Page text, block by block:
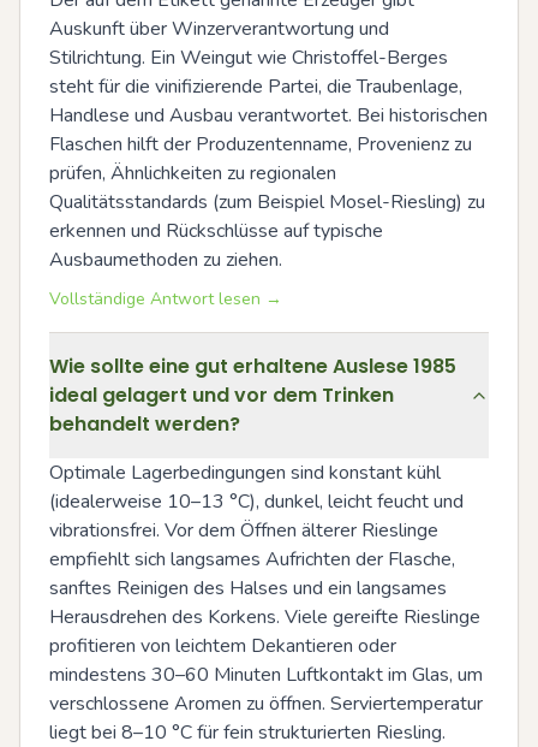
Auskunft über Winzerverantwortung und
Stilrichtung. Ein Weingut wie Christoffel-Berges
steht für die vinifizierende Partei, die Traubenlage,
Handlese und Ausbau verantwortet. Bei historischen
Flaschen hilft der Produzentenname, Provenienz zu
prüfen, Ähnlichkeiten zu regionalen
Qualitätsstandards (zum Beispiel Mosel-Riesling) zu
erkennen und Rückschlüsse auf typische
Ausbaumethoden zu ziehen.
Vollständige Antwort lesen →
Wie sollte eine gut erhaltene Auslese 1985
ideal gelagert und vor dem Trinken
behandelt werden?
Optimale Lagerbedingungen sind konstant kühl
(idealerweise 10–13 °C), dunkel, leicht feucht und
vibrationsfrei. Vor dem Öffnen älterer Rieslinge
empfiehlt sich langsames Aufrichten der Flasche,
sanftes Reinigen des Halses und ein langsames
Herausdrehen des Korkens. Viele gereifte Rieslinge
profitieren von leichtem Dekantieren oder
mindestens 30–60 Minuten Luftkontakt im Glas, um
verschlossene Aromen zu öffnen. Serviertemperatur
liegt bei 8–10 °C für fein strukturierten Riesling.